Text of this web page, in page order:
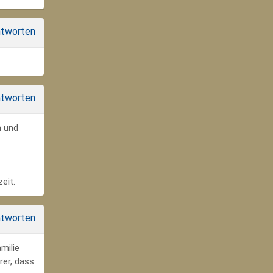
und
dass